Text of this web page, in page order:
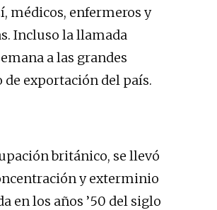
médicos, enfermeros y
Incluso la llamada
a las grandes
exportación del país.
británico, se llevó
y exterminio
en los años ’50 del siglo